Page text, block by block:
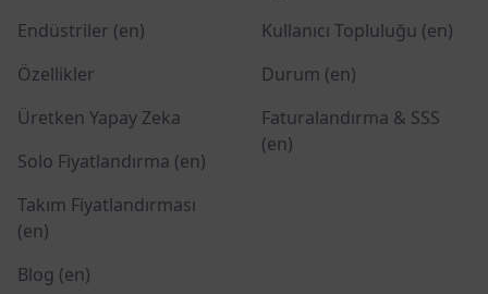
Endüstriler (en)
Özellikler
Üretken Yapay Zeka
Solo Fiyatlandırma (en)
Takım Fiyatlandırması
(en)
Blog (en)
Kullanıcı Topluluğu (en)
Durum (en)
Faturalandırma & SSS
(en)